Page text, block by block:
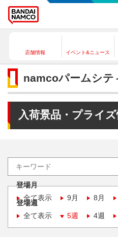
店舗情報 イベント&ニュース
namcoパームシテ
入荷景品・プライ
登場月
全て表示
9月 8月
登場週
全て表示
5週 4週